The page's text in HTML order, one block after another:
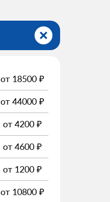
от 18500 ₽
от 44000 ₽
от 4200 ₽
от 4600 ₽
от 1200 ₽
от 10800 ₽